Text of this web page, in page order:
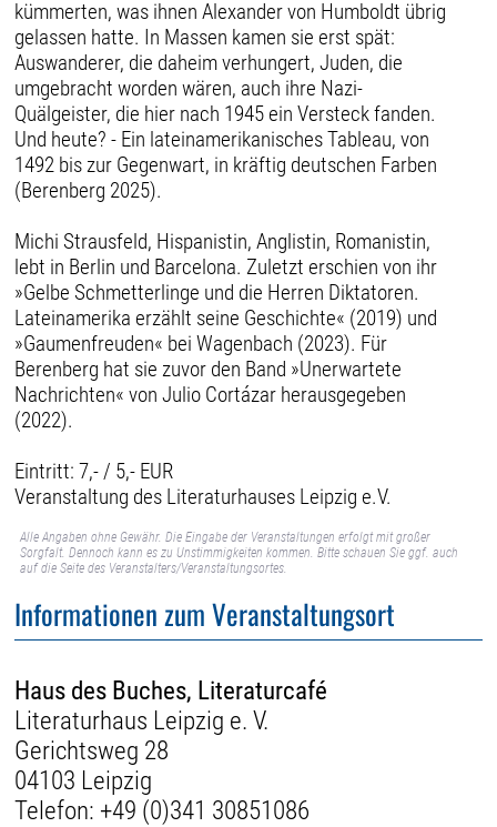
kümmerten, was ihnen Alexander von Humboldt übrig
gelassen hatte. In Massen kamen sie erst spät:
Auswanderer, die daheim verhungert, Juden, die
umgebracht worden wären, auch ihre Nazi-
Quälgeister, die hier nach 1945 ein Versteck fanden.
Und heute? - Ein lateinamerikanisches Tableau, von
1492 bis zur Gegenwart, in kräftig deutschen Farben
(Berenberg 2025).
Michi Strausfeld, Hispanistin, Anglistin, Romanistin,
lebt in Berlin und Barcelona. Zuletzt erschien von ihr
»Gelbe Schmetterlinge und die Herren Diktatoren.
Lateinamerika erzählt seine Geschichte« (2019) und
»Gaumenfreuden« bei Wagenbach (2023). Für
Berenberg hat sie zuvor den Band »Unerwartete
Nachrichten« von Julio Cortázar herausgegeben
(2022).
Eintritt: 7,- / 5,- EUR
Veranstaltung des Literaturhauses Leipzig e.V.
Alle Angaben ohne Gewähr. Die Eingabe der Veranstaltungen erfolgt mit großer
Sorgfalt. Dennoch kann es zu Unstimmigkeiten kommen. Bitte schauen Sie ggf. auch
auf die Seite des Veranstalters/Veranstaltungsortes.
Informationen zum Veranstaltungsort
Haus des Buches, Literaturcafé
Literaturhaus Leipzig e. V.
Gerichtsweg 28
04103 Leipzig
Telefon: +49 (0)341 30851086